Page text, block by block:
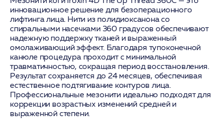
инновационное решение для безоперационного
лифтинга лица. Нити из полидиоксанона со
спиральными насечками 360 градусов обеспечивают
надежную поддержку тканей и выраженный
омолаживающий эффект. Благодаря тупоконечной
канюле процедура проходит с минимальной
травматичностью, сокращая период восстановления.
Результат сохраняется до 24 месяцев, обеспечивая
естественное подтягивание контуров лица.
Профессиональные мезонити идеально подходят для
коррекции возрастных изменений средней и
выраженной степени.